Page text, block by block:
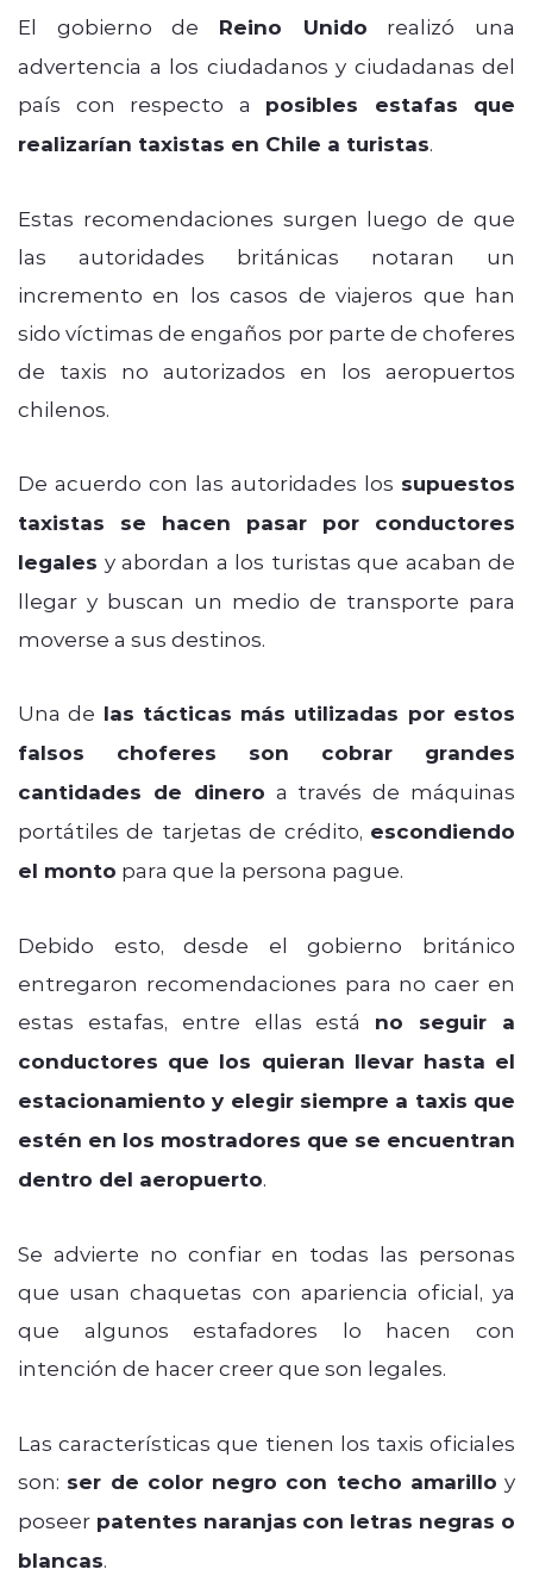
El gobierno de Reino Unido realizó una
advertencia a los ciudadanos y ciudadanas del
país con respecto a posibles estafas que
realizarían taxistas en Chile a turistas.
Estas recomendaciones surgen luego de que
las autoridades británicas notaran un
incremento en los casos de viajeros que han
sido víctimas de engaños por parte de choferes
de taxis no autorizados en los aeropuertos
chilenos.
De acuerdo con las autoridades los supuestos
taxistas se hacen pasar por conductores
legales y abordan a los turistas que acaban de
llegar y buscan un medio de transporte para
moverse a sus destinos.
Una de las tácticas más utilizadas por estos
falsos choferes son cobrar grandes
cantidades de dinero a través de máquinas
portátiles de tarjetas de crédito, escondiendo
el monto para que la persona pague.
Debido esto, desde el gobierno británico
entregaron recomendaciones para no caer en
estas estafas, entre ellas está no seguir a
conductores que los quieran llevar hasta el
estacionamiento y elegir siempre a taxis que
estén en los mostradores que se encuentran
dentro del aeropuerto.
Se advierte no confiar en todas las personas
que usan chaquetas con apariencia oficial, ya
que algunos estafadores lo hacen con
intención de hacer creer que son legales.
Las características que tienen los taxis oficiales
son: ser de color negro con techo amarillo y
poseer patentes naranjas con letras negras o
blancas.